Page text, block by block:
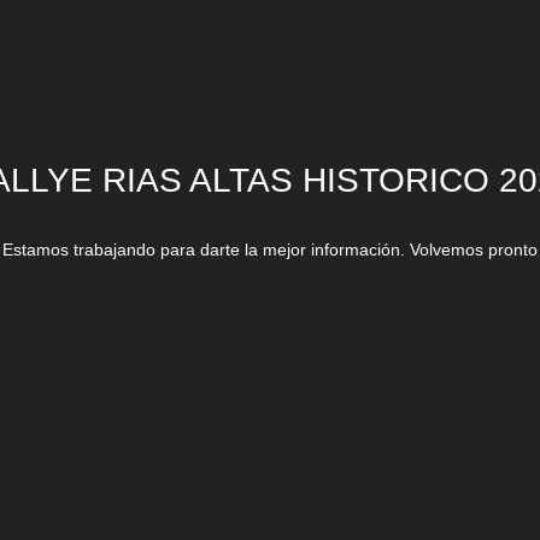
RIAS ALTAS HISTORICO
Estamos trabajando para darte la mejor información. Volvemos pronto